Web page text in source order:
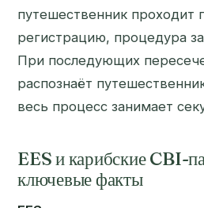
путешественник проходит
регистрацию, процедура
При последующих
распознаёт
весь процесс занимает
EES и карибские CBI-
ключевые факты